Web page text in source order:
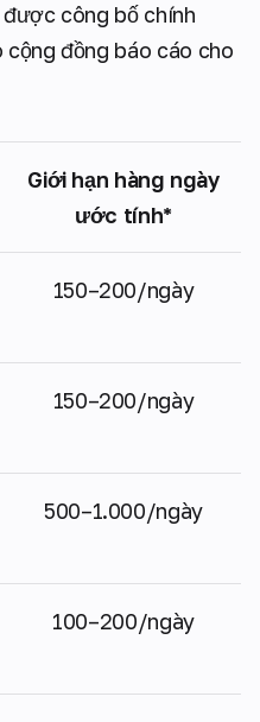
công bố chính
đồng báo cáo cho
Giới hạn hàng ngày
ước tính*
150–200/ngày
150–200/ngày
500–1.000/ngày
100–200/ngày